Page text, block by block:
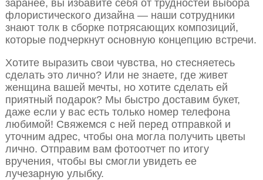
заранее, вы избавите себя от трудностей выбора
флористического дизайна — наши сотрудники
знают толк в сборке потрясающих композиций,
которые подчеркнут основную концепцию встречи.
Хотите выразить свои чувства, но стесняетесь
сделать это лично? Или не знаете, где живет
женщина вашей мечты, но хотите сделать ей
приятный подарок? Мы быстро доставим букет,
даже если у вас есть только номер телефона
любимой! Свяжемся с ней перед отправкой и
уточним адрес, чтобы она могла получить цветы
лично. Отправим вам фотоотчет по итогу
вручения, чтобы вы смогли увидеть ее
лучезарную улыбку.